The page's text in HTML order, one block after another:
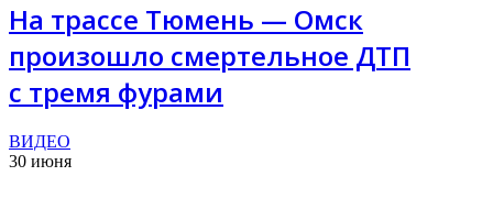
На трассе Тюмень — Омск
произошло смертельное ДТП
с тремя фурами
ВИДЕО
30 июня